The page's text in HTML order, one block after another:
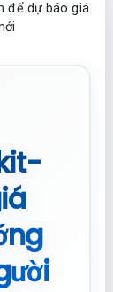
để dự báo giá